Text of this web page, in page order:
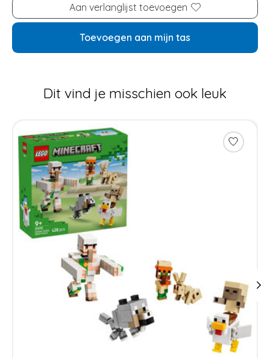
Aan verlanglijst toevoegen
Toevoegen aan mijn tas
Dit vind je misschien ook leuk
Items van productcarrousel